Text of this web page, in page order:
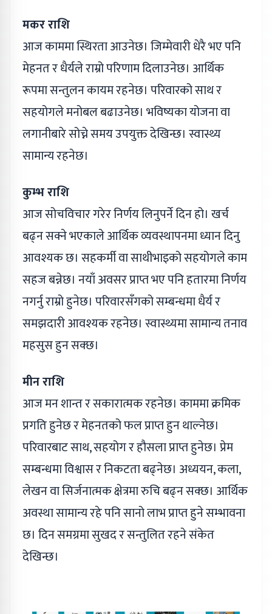
मकर राशि
आज काममा स्थिरता आउनेछ। जिम्मेवारी धेरै भए पनि
मेहनत र धैर्यले राम्रो परिणाम दिलाउनेछ। आर्थिक
रूपमा सन्तुलन कायम रहनेछ। परिवारको साथ र
सहयोगले मनोबल बढाउनेछ। भविष्यका योजना वा
लगानीबारे सोच्ने समय उपयुक्त देखिन्छ। स्वास्थ्य
सामान्य रहनेछ।
कुम्भ राशि
आज सोचविचार गरेर निर्णय लिनुपर्ने दिन हो। खर्च
बढ्न सक्ने भएकाले आर्थिक व्यवस्थापनमा ध्यान दिनु
आवश्यक छ। सहकर्मी वा साथीभाइको सहयोगले काम
सहज बन्नेछ। नयाँ अवसर प्राप्त भए पनि हतारमा निर्णय
नगर्नु राम्रो हुनेछ। परिवारसँगको सम्बन्धमा धैर्य र
समझदारी आवश्यक रहनेछ। स्वास्थ्यमा सामान्य तनाव
महसुस हुन सक्छ।
मीन राशि
आज मन शान्त र सकारात्मक रहनेछ। काममा क्रमिक
प्रगति हुनेछ र मेहनतको फल प्राप्त हुन थाल्नेछ।
परिवारबाट साथ, सहयोग र हौसला प्राप्त हुनेछ। प्रेम
सम्बन्धमा विश्वास र निकटता बढ्नेछ। अध्ययन, कला,
लेखन वा सिर्जनात्मक क्षेत्रमा रुचि बढ्न सक्छ। आर्थिक
अवस्था सामान्य रहे पनि सानो लाभ प्राप्त हुने सम्भावना
छ। दिन समग्रमा सुखद र सन्तुलित रहने संकेत
देखिन्छ।